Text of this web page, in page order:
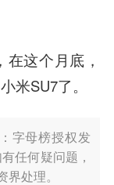
这个月底，
米SU7了。
字母榜授权发
任何疑问题，
处理。